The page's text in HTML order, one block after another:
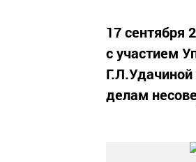
17 сентября
с участием
делам